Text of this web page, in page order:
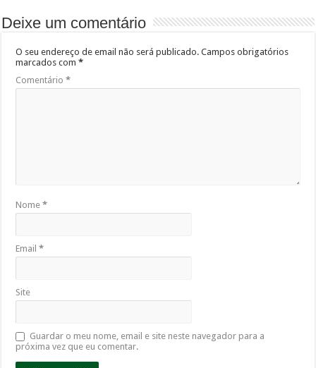
Deixe um comentário
O seu endereço de email não será publicado. Campos obrigatórios
marcados com*
Comentário*
Nome*
Email*
Site
Guardar o meu nome, email e site neste navegador para a
próxima vez que eu comentar.